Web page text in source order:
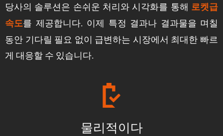
당사의 솔루션은 손쉬운 처리와 시각화를 통해 로켓급
속도를 제공합니다. 이제 특정 결과나 결과물을 며칠
동안 기다릴 필요 없이 급변하는 시장에서 최대한 빠르
게 대응할 수 있습니다.
물리적이다